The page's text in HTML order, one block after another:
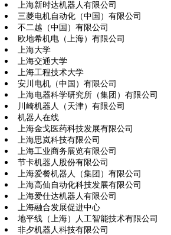
上海新时达机器人有限公司
三菱电机自动化（中国）有限公司
不二越（中国）有限公司
欧地希机电（上海）有限公司
上海大学
上海交通大学
上海工程技术大学
安川电机（中国）有限公司
上海电器科学研究所（集团）有限公司
川崎机器人（天津）有限公司
机器人在线
上海金戈医药科技发展有限公司
上海思岚科技有限公司
上海工业商务展览有限公司
节卡机器人股份有限公司
上海爱餐机器人（集团）有限公司
上海高仙自动化科技发展有限公司
上海爱仕达机器人有限公司
上海融合发展促进中心
地平线（上海）人工智能技术有限公司
非夕机器人科技有限公司